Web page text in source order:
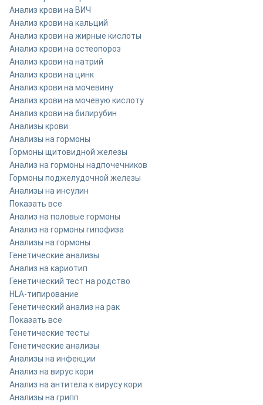
Анализ крови на ВИЧ
Анализ крови на кальций
Анализ крови на жирные кислоты
Анализ крови на остеопороз
Анализ крови на натрий
Анализ крови на цинк
Анализ крови на мочевину
Анализ крови на мочевую кислоту
Анализ крови на билирубин
Анализы крови
Анализы на гормоны
Гормоны щитовидной железы
Анализ на гормоны надпочечников
Гормоны поджелудочной железы
Анализы на инсулин
Показать все
Анализ на половые гормоны
Анализ на гормоны гипофиза
Анализы на гормоны
Генетические анализы
Анализ на кариотип
Генетический тест на родство
HLA-типирование
Генетический анализ на рак
Показать все
Генетические тесты
Генетические анализы
Анализы на инфекции
Анализ на вирус кори
Анализ на антитела к вирусу кори
Анализы на грипп